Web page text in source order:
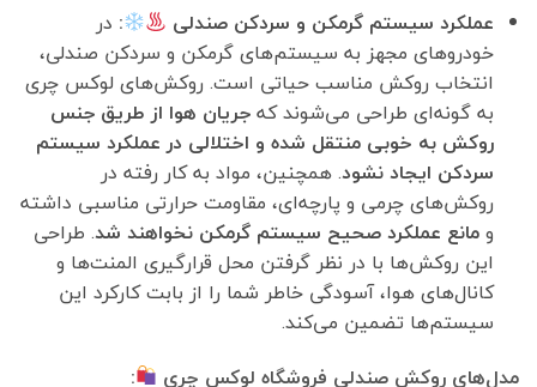
عملکرد سیستم گرمکن و سردکن صندلی
: در
خودروهای مجهز به سیستم‌های گرمکن و سردکن صندلی،
انتخاب روکش مناسب حیاتی است. روکش‌های لوکس چری
به گونه‌ای طراحی می‌شوند کهجریان هوا از طریق جنس
روکش به خوبی منتقل شده و اختلالی در عملکرد سیستم
سردکن ایجاد نشود. همچنین، مواد به کار رفته در
روکش‌های چرمی و پارچه‌ای، مقاومت حرارتی مناسبی داشته
ومانع عملکرد صحیح سیستم گرمکن نخواهند شد. طراحی
این روکش‌ها با در نظر گرفتن محل قرارگیری المنت‌ها و
کانال‌های هوا، آسودگی خاطر شما را از بابت کارکرد این
سیستم‌ها تضمین می‌کند.
مدل‌های روکش صندلی فروشگاه لوکس چری
: